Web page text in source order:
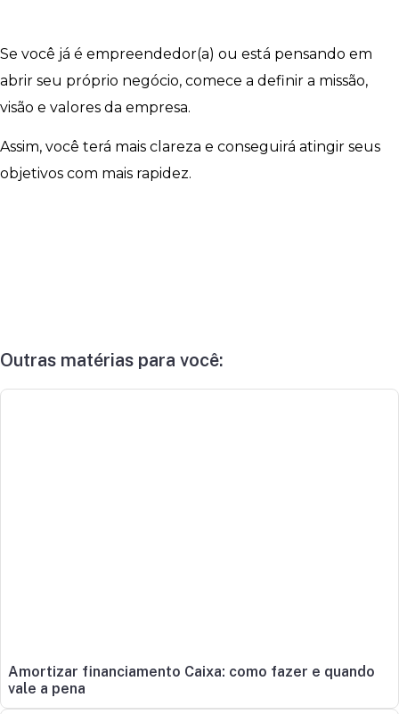
Se você já é empreendedor(a) ou está pensando em
abrir seu próprio negócio, comece a definir a missão,
visão e valores da empresa.
Assim, você terá mais clareza e conseguirá atingir seus
objetivos com mais rapidez.
Outras matérias para você:
Amortizar financiamento Caixa: como fazer e quando
vale a pena